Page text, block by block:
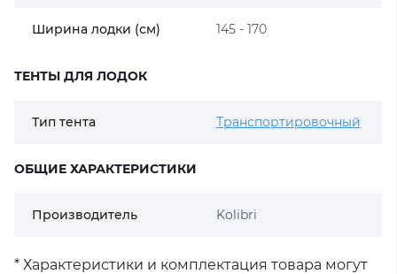
Ширина лодки (см) 145 - 170
ТЕНТЫ ДЛЯ ЛОДОК
Тип тента Транспортировочный
ОБЩИЕ ХАРАКТЕРИСТИКИ
Производитель Kolibri
* Характеристики и комплектация товара могут